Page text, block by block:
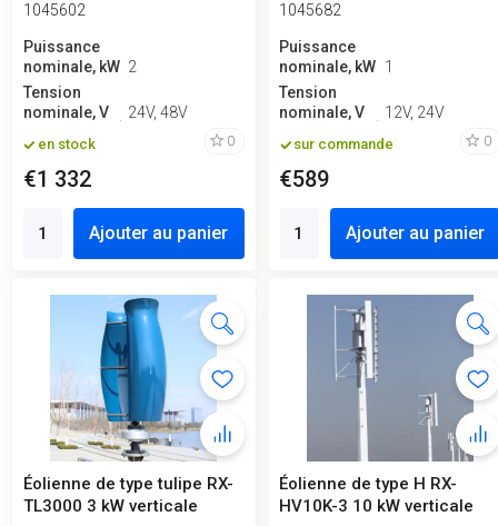
1045602
Puissance
nominale, kW 2
Tension
nominale, V
24V, 48V
en stock 0
€1 332
Ajouter au panier
1045682
Puissance
nominale, kW 1
Tension
nominale, V
12V, 24V
sur commande 0
€589
Ajouter au panier
Éolienne de type tulipe RX-
TL3000 3 kW verticale
Éolienne de type H RX-
HV10K-3 10 kW verticale